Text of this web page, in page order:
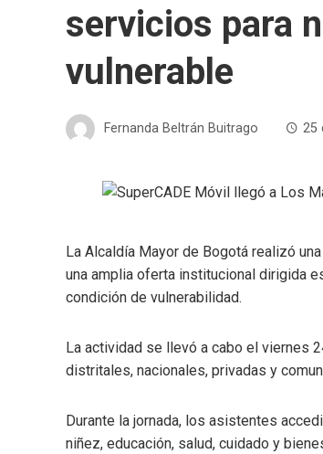
servicios para
vulnerable
Fernanda Beltrán Buitrago 25
La Alcaldía Mayor de Bogotá realizó
una amplia oferta institucional dirigida
condición de vulnerabilidad.
La actividad se llevó a cabo el viernes
distritales, nacionales, privadas y
Durante la jornada, los asistentes
niñez, educación, salud, cuidado y